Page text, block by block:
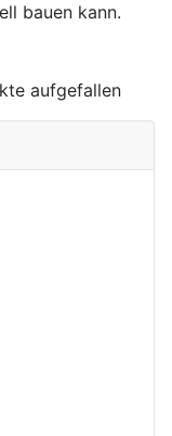
bauen kann.
aufgefallen